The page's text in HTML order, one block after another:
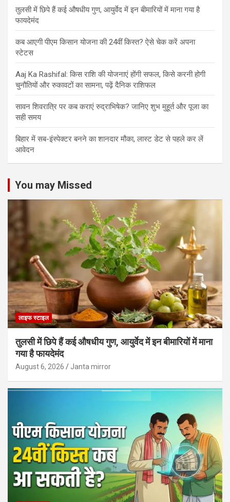
तुलसी में छिपे हैं कई औषधीय गुण, आयुर्वेद में इन बीमारियों में माना गया है
फायदेमंद
कब आएगी पीएम किसान योजना की 24वीं किस्त? ऐसे चेक करें अपना
स्टेटस
Aaj Ka Rashifal: किस राशि की योजनाएं होंगी सफल, किसे करनी होगी
चुनौतियों और रुकावटों का सामना, पढ़ें दैनिक राशिफल
सावन शिवरात्रि पर कब कराएं रुद्राभिषेक? जानिए शुभ मुहूर्त और पूजा का
सही समय
बिहार में सब-इंस्पेक्टर बनने का शानदार मौका, लास्ट डेट से पहले कर लें
आवेदन
You may Missed
लाइफ स्टाइल
तुलसी में छिपे हैं कई औषधीय गुण, आयुर्वेद में इन बीमारियों में माना
गया है फायदेमंद
August 6, 2026 Janta mirror